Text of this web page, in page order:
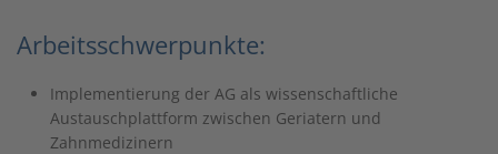
Arbeitsschwerpunkte:
Implementierung der AG als wissenschaftliche
Austauschplattform zwischen Geriatern und
Zahnmedizinern